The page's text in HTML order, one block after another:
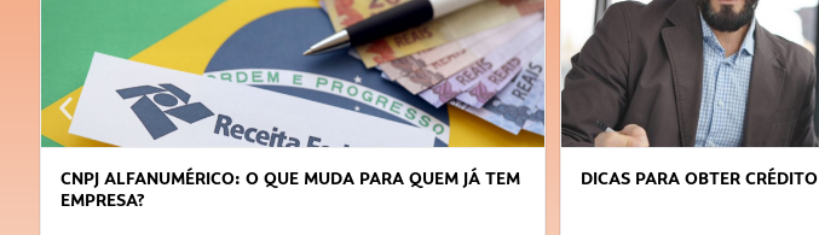
CNPJ ALFANUMÉRICO: O QUE MUDA PARA QUEM JÁ TEM
EMPRESA?
DICAS PARA OBTER CRÉDITO